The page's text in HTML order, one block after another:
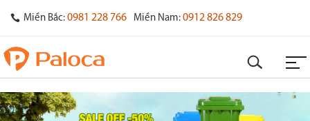
Miền Bắc: 0981 228 766 Miền Nam: 0912 826 829